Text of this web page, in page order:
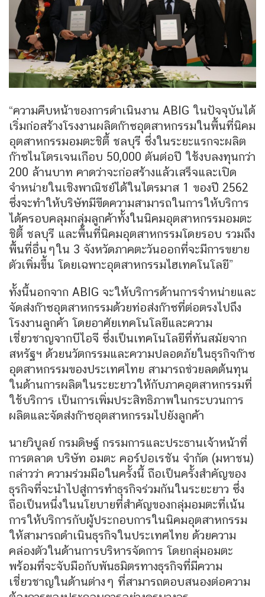
“ความคืบหน้าของการดำเนินงาน ABIG ในปัจจุบันได้
เริ่มก่อสร้างโรงงานผลิตก๊าซอุตสาหกรรมในพื้นที่นิคม
อุตสาหกรรมอมตะชิตี้ ชลบุรี ซึ่งในระยะแรกจะผลิต
ก๊าซไนโตรเจนเกือบ 50,000 ตันต่อปี ใช้งบลงทุนกว่า
200 ล้านบาท คาดว่าจะก่อสร้างแล้วเสร็จและเปิด
จำหน่ายในเชิงพาณิชย์ได้ในไตรมาส 1 ของปี 2562
ซึ่งจะทำให้บริษัทมีขีดความสามารถในการให้บริการ
ได้ครอบคลุมกลุ่มลูกค้าทั้งในนิคมอุตสาหกรรมอมตะ
ชิตี้ ชลบุรี และพื้นที่นิคมอุตสาหกรรมโดยรอบ รวมถึง
พื้นที่อื่นๆใน 3 จังหวัดภาคตะวันออกที่จะมีการขยาย
ตัวเพิ่มขึ้น โดยเฉพาะอุตสาหกรรมไฮเทคโนโลยี”
ทั้งนี้นอกจาก ABIG จะให้บริการด้านการจำหน่ายและ
จัดส่งก๊าซอุตสาหกรรมด้วยท่อส่งก๊าซที่ต่อตรงไปถึง
โรงงานลูกค้า โดยอาศัยเทคโนโลยีและความ
เชี่ยวชาญจากบีไอจี ซึ่งเป็นเทคโนโลยีที่ทันสมัยจาก
สหรัฐฯ ด้วยนวัตกรรมและความปลอดภัยในธุรกิจก๊าซ
อุตสาหกรรมของประเทศไทย สามารถช่วยลดต้นทุน
ในด้านการผลิตในระยะยาวให้กับภาคอุตสาหกรรมที่
ใช้บริการ เป็นการเพิ่มประสิทธิภาพในกระบวนการ
ผลิตและจัดส่งก๊าซอุตสาหกรรมไปยังลูกค้า
นายวิบูลย์ กรมดิษฐ์ กรรมการและประธานเจ้าหน้าที่
การตลาด บริษัท อมตะ คอร์ปอเรชัน จำกัด (มหาชน)
กล่าวว่า ความร่วมมือในครั้งนี้ ถือเป็นครั้งสำคัญของ
ธุรกิจที่จะนำไปสู่การทำธุรกิจร่วมกันในระยะยาว ซึ่ง
ถือเป็นหนึ่งในนโยบายที่สำคัญของกลุ่มอมตะที่เน้น
การให้บริการกับผู้ประกอบการในนิคมอุตสาหกรรม
ให้สามารถดำเนินธุรกิจในประเทศไทย ด้วยความ
คล่องตัวในด้านการบริหารจัดการ โดยกลุ่มอมตะ
พร้อมที่จะจับมือกับพันธมิตรทางธุรกิจที่มีความ
เชี่ยวชาญในด้านต่างๆ ที่สามารถตอบสนองต่อความ